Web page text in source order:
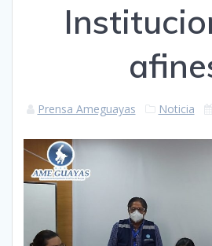
Prensa Ameguayas Noticia